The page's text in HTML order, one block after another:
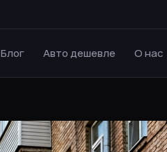
Блог Авто дешевле О нас